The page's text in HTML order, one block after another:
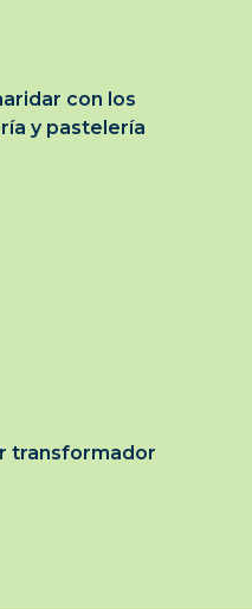
con los
y pastelería
transformador